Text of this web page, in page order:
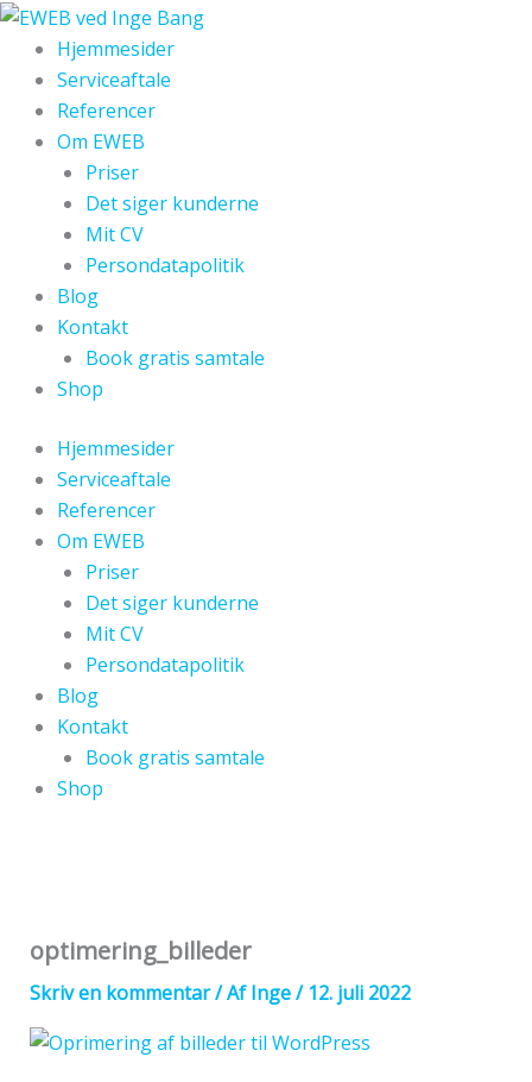
Gå
indholdet
Hjemmesider
Serviceaftale
Referencer
Om EWEB
Priser
Det siger kunderne
Mit CV
Persondatapolitik
Blog
Kontakt
Book gratis samtale
Shop
Hjemmesider
Serviceaftale
Referencer
Om EWEB
Priser
Det siger kunderne
Mit CV
Persondatapolitik
Blog
Kontakt
Book gratis samtale
Shop
optimering_billeder
Skriv en kommentar/ AfInge/12. juli 2022